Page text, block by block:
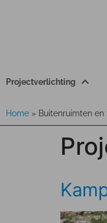
Projectverlichting
Home » Buitenruimten en